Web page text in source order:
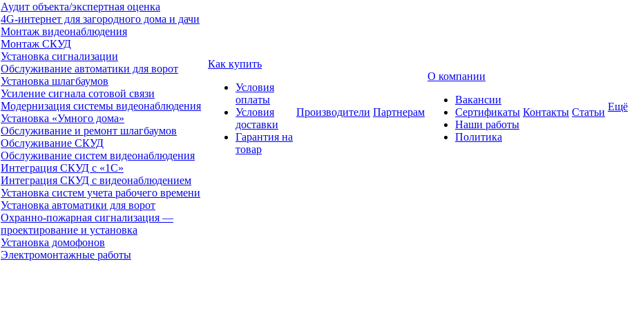
Аудит объекта/экспертная оценка
4G-интернет для загородного дома и дачи
Монтаж видеонаблюдения
Монтаж СКУД
Установка сигнализации
Обслуживание автоматики для ворот
Установка шлагбаумов
Усиление сигнала сотовой связи
Модернизация системы видеонаблюдения
Установка «Умного дома»
Обслуживание и ремонт шлагбаумов
Обслуживание СКУД
Обслуживание систем видеонаблюдения
Интеграция СКУД с «1С»
Интеграция СКУД с видеонаблюдением
Установка систем учета рабочего времени
Установка автоматики для ворот
Охранно-пожарная сигнализация —
проектирование и установка
Установка домофонов
Электромонтажные работы
Как купить
Условия
оплаты
Условия
доставки
Гарантия на
товар
Производители Партнерам
О компании
Вакансии
Сертификаты
Наши работы
Политика
Контакты Статьи Ещё